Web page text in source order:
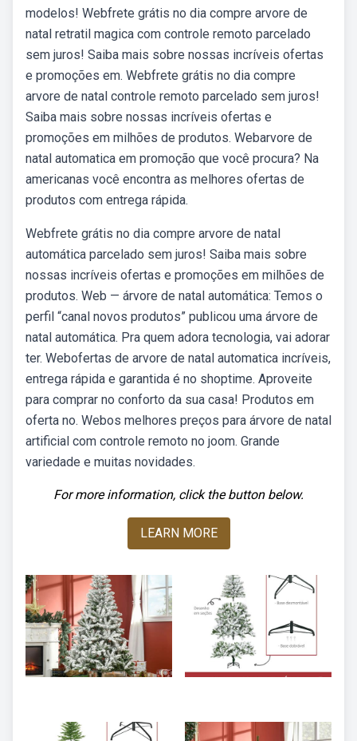
modelos! Webfrete grátis no dia compre arvore de
natal retratil magica com controle remoto parcelado
sem juros! Saiba mais sobre nossas incríveis ofertas
e promoções em. Webfrete grátis no dia compre
arvore de natal controle remoto parcelado sem juros!
Saiba mais sobre nossas incríveis ofertas e
promoções em milhões de produtos. Webarvore de
natal automatica em promoção que você procura? Na
americanas você encontra as melhores ofertas de
produtos com entrega rápida.
Webfrete grátis no dia compre arvore de natal
automática parcelado sem juros! Saiba mais sobre
nossas incríveis ofertas e promoções em milhões de
produtos. Web — árvore de natal automática: Temos o
perfil “canal novos produtos” publicou uma árvore de
natal automática. Pra quem adora tecnologia, vai adorar
ter. Webofertas de arvore de natal automatica incríveis,
entrega rápida e garantida é no shoptime. Aproveite
para comprar no conforto da sua casa! Produtos em
oferta no. Webos melhores preços para árvore de natal
artificial com controle remoto no joom. Grande
variedade e muitas novidades.
For more information, click the button below.
LEARN MORE